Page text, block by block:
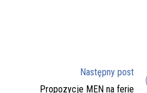
Następny post
Propozycje MEN na ferie